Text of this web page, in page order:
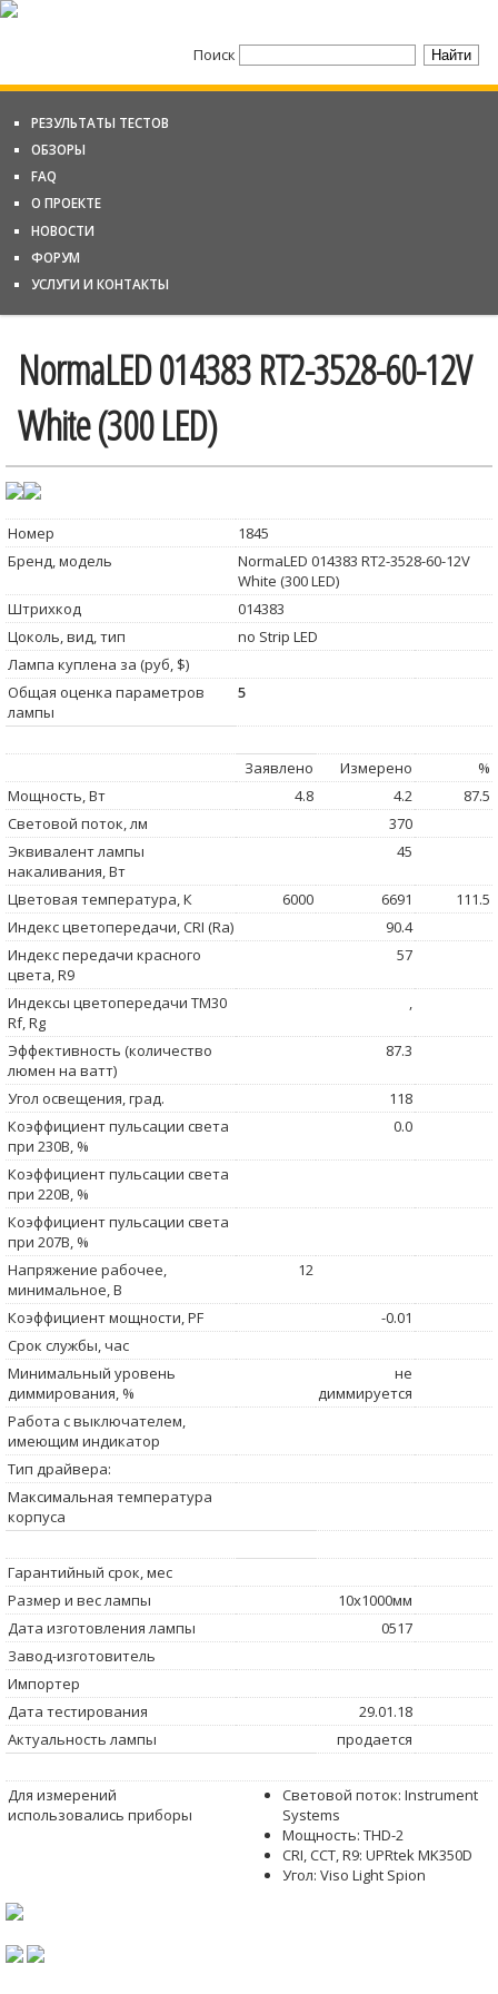
Поиск
РЕЗУЛЬТАТЫ ТЕСТОВ
ОБЗОРЫ
FAQ
О ПРОЕКТЕ
НОВОСТИ
ФОРУМ
УСЛУГИ И КОНТАКТЫ
NormaLED 014383 RT2-3528-60-12V
White (300 LED)
Номер
1845
Бренд, модель
NormaLED 014383 RT2-3528-60-12V
White (300 LED)
Штрихкод
014383
Цоколь, вид, тип
no Strip LED
Лампа куплена за (руб, $)
Общая оценка параметров
лампы
5
Заявлено Измерено
%
Мощность, Вт
4.8 4.2
87.5
Световой поток, лм
370
Эквивалент лампы
накаливания, Вт
45
Цветовая температура, К 6000 6691
111.5
Индекс цветопередачи, CRI (Ra)
90.4
Индекс передачи красного
цвета, R9
57
Индексы цветопередачи TM30
Rf, Rg
,
Эффективность (количество
люмен на ватт)
87.3
Угол освещения, град.
118
Коэффициент пульсации света
при 230В, %
0.0
Коэффициент пульсации света
при 220В, %
Коэффициент пульсации света
при 207В, %
Напряжение рабочее,
минимальное, В
12
Коэффициент мощности, PF
-0.01
Срок службы, час
Минимальный уровень
диммирования, %
не
диммируется
Работа с выключателем,
имеющим индикатор
Тип драйвера:
Максимальная температура
корпуса
Гарантийный срок, мес
Размер и вес лампы
10x1000мм
Дата изготовления лампы
0517
Завод-изготовитель
Импортер
Дата тестирования
29.01.18
Актуальность лампы
продается
Для измерений
использовались приборы
Световой поток: Instrument
Systems
Мощность: THD-2
CRI, CCT, R9: UPRtek MK350D
Угол: Viso Light Spion